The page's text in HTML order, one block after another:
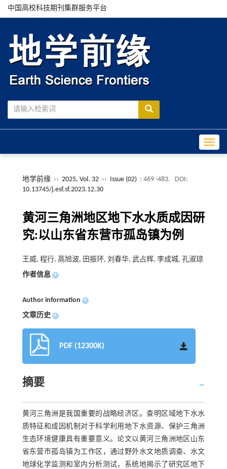
中国高校科技期刊集群服务平台
地学前缘 ›› 2025, Vol. 32 ›› Issue (02) : 469 -483.
DOI:
10.13745/j.esf.sf.2023.12.30
黄河三角洲地区地下水水质成因研
究:以山东省东营市孤岛镇为例
王威, 程行, 高旭波, 田振环, 刘春华, 武占辉, 李成城, 孔淑琼
作者信息 +
Author information +
文章历史 +
PDF (12300K)
摘要
黄河三角洲是我国重要的战略经济区。查明区域地下水水
质特征和成因机制对于科学利用地下水资源、保护三角洲
生态环境健康具有重要意义。论文以黄河三角洲地区山东
省东营市孤岛镇为工作区，通过野外水文地质调查、水文
地球化学监测和室内分析测试，系统地揭示了研究区地下